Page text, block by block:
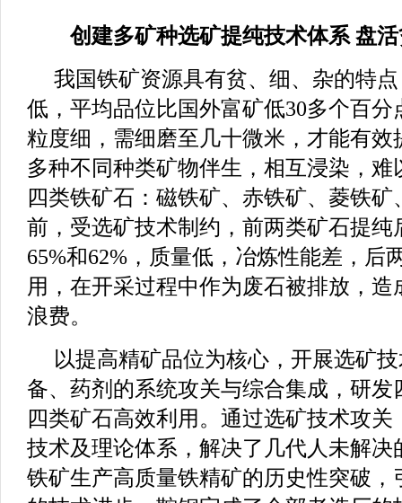
创建多矿种选矿提纯技术体系 盘
我国铁矿资源具有贫、细、杂的特
低，平均品位比国外富矿低30多个百分
粒度细，需细磨至几十微米，才能有效
多种不同种类矿物伴生，相互浸染，
四类铁矿石：磁铁矿、赤铁矿、菱铁矿
前，受选矿技术制约，前两类矿石提纯
65%和62%，质量低，冶炼性能差，后
用，在开采过程中作为废石被排放，
浪费。
以提高精矿品位为核心，开展选矿
备、药剂的系统攻关与综合集成，研发
四类矿石高效利用。通过选矿技术攻
技术及理论体系，解决了几代人未解决
铁矿生产高质量铁精矿的历史性突破，